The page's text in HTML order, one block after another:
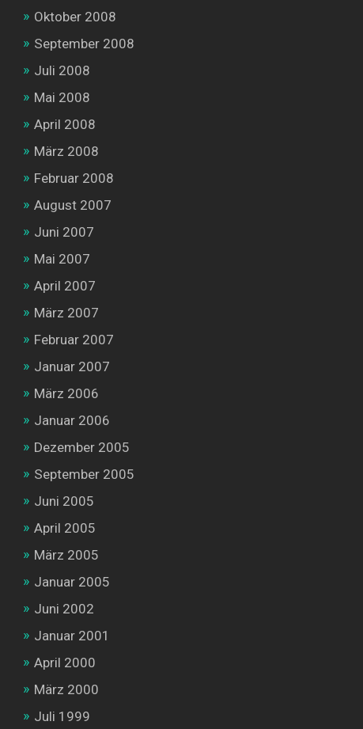
Oktober 2008
September 2008
Juli 2008
Mai 2008
April 2008
März 2008
Februar 2008
August 2007
Juni 2007
Mai 2007
April 2007
März 2007
Februar 2007
Januar 2007
März 2006
Januar 2006
Dezember 2005
September 2005
Juni 2005
April 2005
März 2005
Januar 2005
Juni 2002
Januar 2001
April 2000
März 2000
Juli 1999